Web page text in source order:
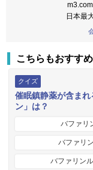
日本最
こちらもおすすめ
クイズ
催眠鎮静薬が含まれ
ン」は？
バファリ
バファリ
バファリン